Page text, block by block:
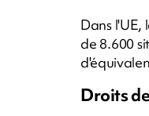
Dans l'UE,
de 8.600
Droits